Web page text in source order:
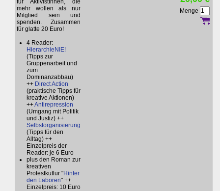
für AktivistInnen, die
mehr wollen als nur
Mitglied sein und
spenden. Zusammen
für glatte 20 Euro!
4 Reader:
HierarchieNIE!
(Tipps zur
Gruppenarbeit und
zum
Dominanzabbau)
++ Direct Action
(praktische Tipps für
kreative Aktionen)
++Antirepression
(Umgang mit Politik
und Justiz) ++
Selbstorganisierung
(Tipps für den
Alltag) ++
Einzelpreis der
Reader: je 6 Euro
plus den Roman zur
kreativen
Protestkutlur "Hinter
den Laboren" ++
Einzelpreis: 10 Euro
Menge